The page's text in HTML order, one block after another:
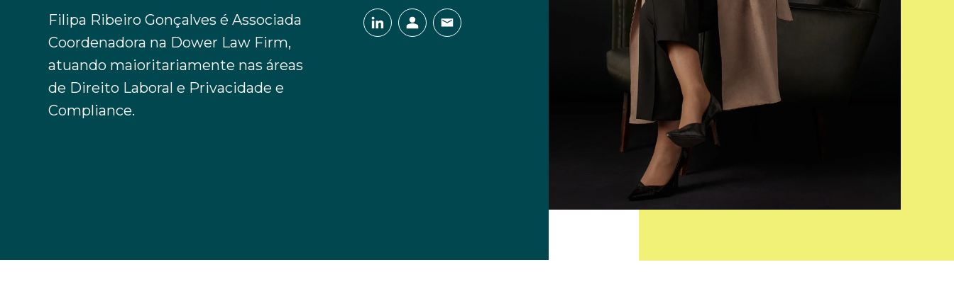
Filipa Ribeiro Gonçalves é Associada
Coordenadora na Dower Law Firm,
atuando maioritariamente nas áreas
de Direito Laboral e Privacidade e
Compliance.